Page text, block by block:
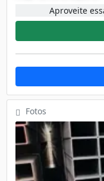
Aproveite
Fotos